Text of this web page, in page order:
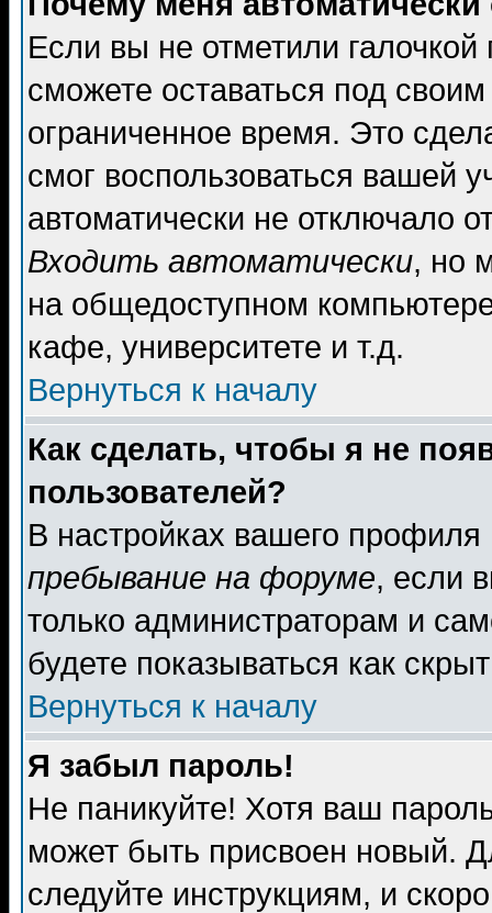
Если вы не отметили галочкой
сможете оставаться под
ограниченное время. Это
смог воспользоваться вашей
автоматически не отключало
Входить автоматически, но
на общедоступном
кафе, университете и т.д.
Вернуться к началу
Как сделать, чтобы я не
пользователей?
В настройках вашего
пребывание на форуме, если
только администраторам и
будете показываться как
Вернуться к началу
Я забыл пароль!
Не паникуйте! Хотя ваш
может быть присвоен новый.
следуйте инструкциям, и